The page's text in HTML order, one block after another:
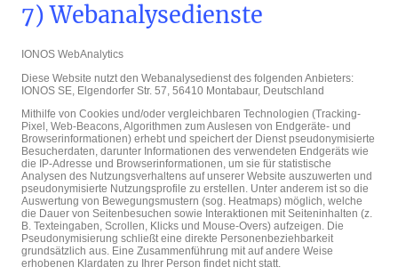
7) Webanalysedienste
IONOS WebAnalytics
Diese Website nutzt den Webanalysedienst des folgenden Anbieters:
IONOS SE, Elgendorfer Str. 57, 56410 Montabaur, Deutschland
Mithilfe von Cookies und/oder vergleichbaren Technologien (Tracking-
Pixel, Web-Beacons, Algorithmen zum Auslesen von Endgeräte- und
Browserinformationen) erhebt und speichert der Dienst pseudonymisierte
Besucherdaten, darunter Informationen des verwendeten Endgeräts wie
die IP-Adresse und Browserinformationen, um sie für statistische
Analysen des Nutzungsverhaltens auf unserer Website auszuwerten und
pseudonymisierte Nutzungsprofile zu erstellen. Unter anderem ist so die
Auswertung von Bewegungsmustern (sog. Heatmaps) möglich, welche
die Dauer von Seitenbesuchen sowie Interaktionen mit Seiteninhalten (z.
B. Texteingaben, Scrollen, Klicks und Mouse-Overs) aufzeigen. Die
Pseudonymisierung schließt eine direkte Personenbeziehbarkeit
grundsätzlich aus. Eine Zusammenführung mit auf andere Weise
erhobenen Klardaten zu Ihrer Person findet nicht statt.